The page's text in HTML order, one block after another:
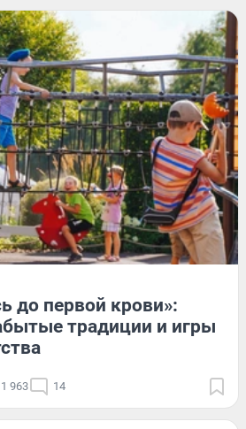
до первой крови»:
традиции и игры
1 963 14